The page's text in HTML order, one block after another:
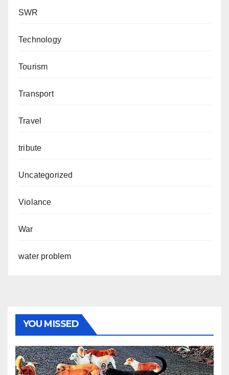
SWR
Technology
Tourism
Transport
Travel
tribute
Uncategorized
Violance
War
water problem
YOU MISSED